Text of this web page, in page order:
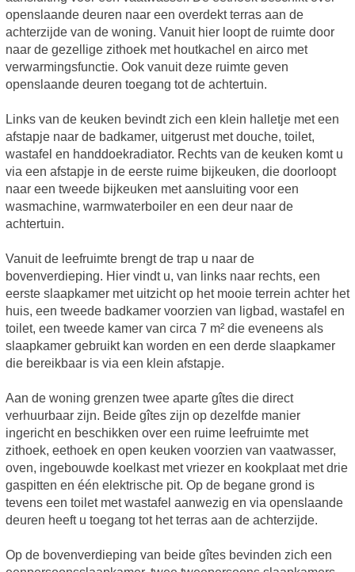
openslaande deuren naar een overdekt terras aan de
achterzijde van de woning. Vanuit hier loopt de ruimte door
naar de gezellige zithoek met houtkachel en airco met
verwarmingsfunctie. Ook vanuit deze ruimte geven
openslaande deuren toegang tot de achtertuin.
Links van de keuken bevindt zich een klein halletje met een
afstapje naar de badkamer, uitgerust met douche, toilet,
wastafel en handdoekradiator. Rechts van de keuken komt u
via een afstapje in de eerste ruime bijkeuken, die doorloopt
naar een tweede bijkeuken met aansluiting voor een
wasmachine, warmwaterboiler en een deur naar de
achtertuin.
Vanuit de leefruimte brengt de trap u naar de
bovenverdieping. Hier vindt u, van links naar rechts, een
eerste slaapkamer met uitzicht op het mooie terrein achter het
huis, een tweede badkamer voorzien van ligbad, wastafel en
toilet, een tweede kamer van circa 7 m² die eveneens als
slaapkamer gebruikt kan worden en een derde slaapkamer
die bereikbaar is via een klein afstapje.
Aan de woning grenzen twee aparte gîtes die direct
verhuurbaar zijn. Beide gîtes zijn op dezelfde manier
ingericht en beschikken over een ruime leefruimte met
zithoek, eethoek en open keuken voorzien van vaatwasser,
oven, ingebouwde koelkast met vriezer en kookplaat met drie
gaspitten en één elektrische pit. Op de begane grond is
tevens een toilet met wastafel aanwezig en via openslaande
deuren heeft u toegang tot het terras aan de achterzijde.
Op de bovenverdieping van beide gîtes bevinden zich een